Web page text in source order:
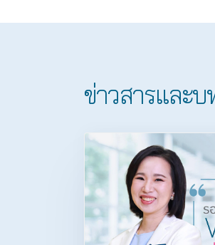
ข่าวสารและ